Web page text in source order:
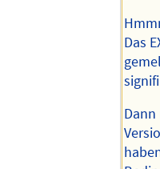
Das